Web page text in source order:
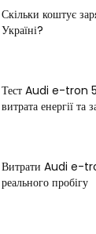
Скільки коштує
Україні?
Тест Audi e-tron
витрата енергії та
Витрати Audi e-
реального пробігу